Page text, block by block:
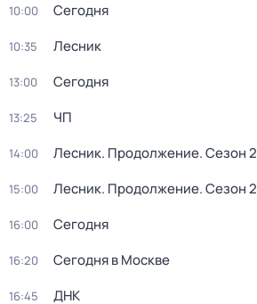
10:00 Сегодня
10:35 Лесник
13:00 Сегодня
13:25 ЧП
14:00 Лесник. Продолжение. Сезон 2
15:00 Лесник. Продолжение. Сезон 2
16:00 Сегодня
16:20 Сегодня в Москве
16:45 ДНК